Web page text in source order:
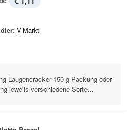
V-Markt
Laugencracker 150-g-Packung oder
jeweils verschiedene Sorte...